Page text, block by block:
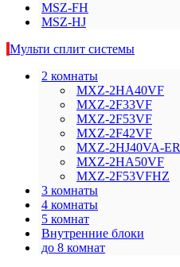
MSZ-FH
MSZ-HJ
Мульти сплит системы
2 комнаты
MXZ-2HA40VF
MXZ-2F33VF
MXZ-2F53VF
MXZ-2F42VF
MXZ-2HJ40VA-ER
MXZ-2HA50VF
MXZ-2F53VFHZ
3 комнаты
4 комнаты
5 комнат
Внутренние блоки
до 8 комнат